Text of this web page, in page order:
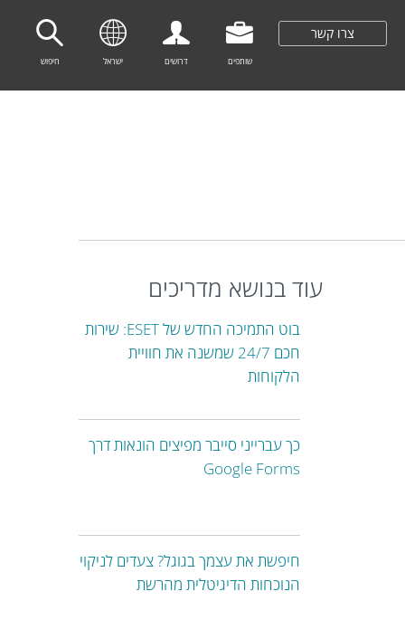
עוד בנושא מדריכים
בוט התמיכה החדש של ESET: שירות
חכם 24/7 שמשנה את חוויית
הלקוחות
כך עברייני סייבר מפיצים הונאות דרך
Google Forms
חיפשת את עצמך בגוגל? צעדים לניקוי
הנוכחות הדיגיטלית מהרשת
צרו קשר
שותפים דרושים ישראל חיפוש